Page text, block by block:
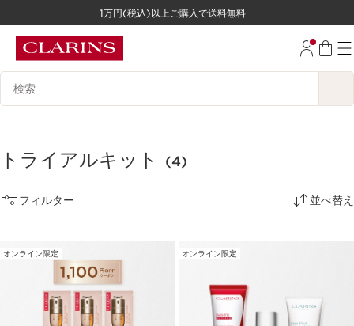
コンテンツへ移動
1万円(税込)以上ご購入で送料無料
検索候補
トライアルキット (4)
フィルター 並べ替え
オンライン限定 オンライン限定